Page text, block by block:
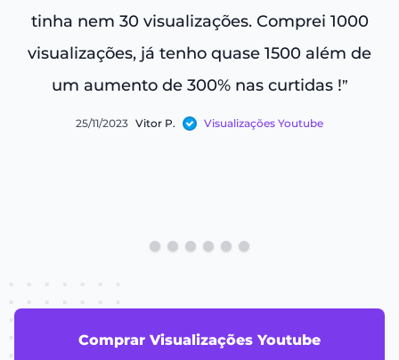
tinha nem 30 visualizações. Comprei 1000
visualizações, já tenho quase 1500 além de
um aumento de 300% nas curtidas !”
25/11/2023 Vitor P. Visualizações Youtube
Comprar Visualizações Youtube